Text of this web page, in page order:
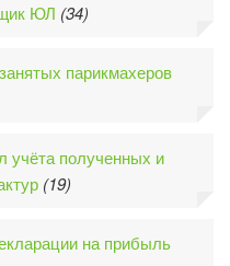
ЮЛ (34)
парикмахеров
учёта полученных и
(19)
на прибыль